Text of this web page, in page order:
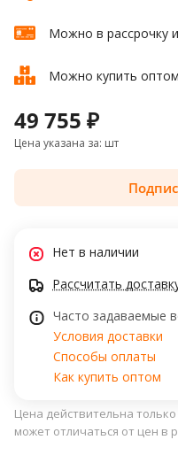
Можно в рассрочку
Можно купить оптом
49 755 ₽
Цена указана за: шт
Нет в наличии
Рассчитать
Часто задаваемые
Условия доставки
Способы оплаты
Как купить оптом
Цена действительна
может отличаться от цен в